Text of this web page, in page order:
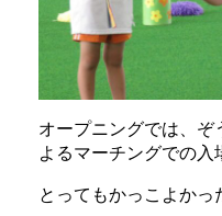
オープニングでは、ぞ
よるマーチングでの入
とってもかっこよかっ